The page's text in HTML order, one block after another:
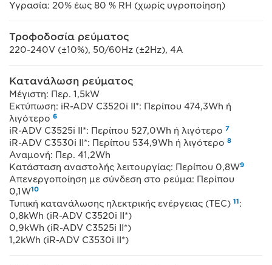
Υγρασία: 20% έως 80 % RH (χωρίς υγροποίηση)
Τροφοδοσία ρεύματος
220-240V (±10%), 50/60Hz (±2Hz), 4A
Κατανάλωση ρεύματος
Μέγιστη: Περ. 1,5kW
Εκτύπωση: iR-ADV C3520i II*: Περίπου 474,3Wh ή
λιγότερο 6
iR-ADV C3525i II*: Περίπου 527,0Wh ή λιγότερο 7
iR-ADV C3530i II*: Περίπου 534,9Wh ή λιγότερο 8
Αναμονή: Περ. 41,2Wh
Κατάσταση αναστολής λειτουργίας: Περίπου 0,8W9
Απενεργοποίηση με σύνδεση στο ρεύμα: Περίπου
0,1W10
Τυπική κατανάλωσης ηλεκτρικής ενέργειας (TEC) 11:
0,8kWh (iR-ADV C3520i II*)
0,9kWh (iR-ADV C3525i II*)
1,2kWh (iR-ADV C3530i II*)